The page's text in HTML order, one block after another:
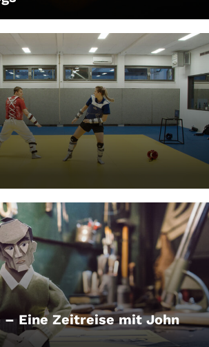
– Eine Zeitreise mit John